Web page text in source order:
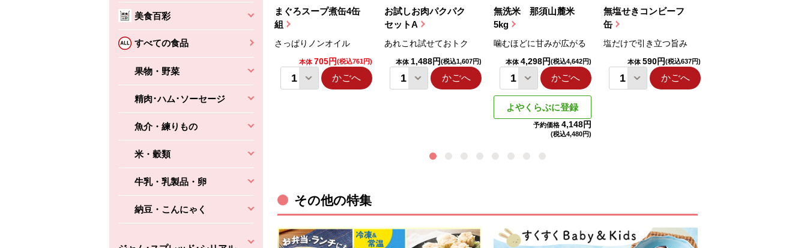
美食百彩
すべての食品
果物・野菜
精肉･ハム･ソーセージ
魚介・練りもの
米・穀類
牛乳・乳製品・卵
納豆・こんにゃく
まぐろスープ煮缶4缶
組
さっぱりノンオイル
本体 705円(税込761円)
かごへ
お試しお肉パクパク
セットA
あれこれ試せておトク
本体 1,488円(税込1,607円)
かごへ
無洗米 那須山麓米
5kg
噛むほどに甘みが広がる
本体 4,298円(税込4,642円)
かごへ
よやくらぶに登録
予約価格 4,148円
(税込4,480円)
無塩せきコンビーフ
缶
塩だけで引き立つ旨み
本体 590円(税込637円)
かごへ
ちょこっと揚げ（香
えびの風味がぶわっ！
かごへ
バルサミコ
コク深くフルーティー
本体 (税込2,333円)
その他の特集